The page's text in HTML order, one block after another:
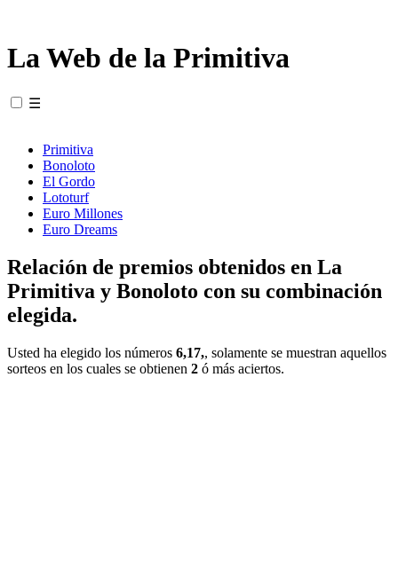
La Web de la Primitiva
☰
Primitiva
Bonoloto
El Gordo
Lototurf
Euro Millones
Euro Dreams
Relación de premios obtenidos en La
Primitiva y Bonoloto con su combinación
elegida.
Usted ha elegido los números 6,17,, solamente se muestran aquellos
sorteos en los cuales se obtienen 2 ó más aciertos.